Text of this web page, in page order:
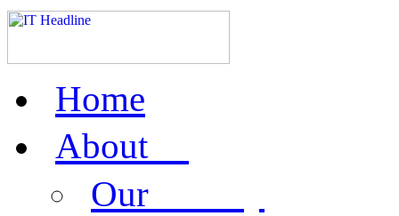
Home
Aboutus
Our